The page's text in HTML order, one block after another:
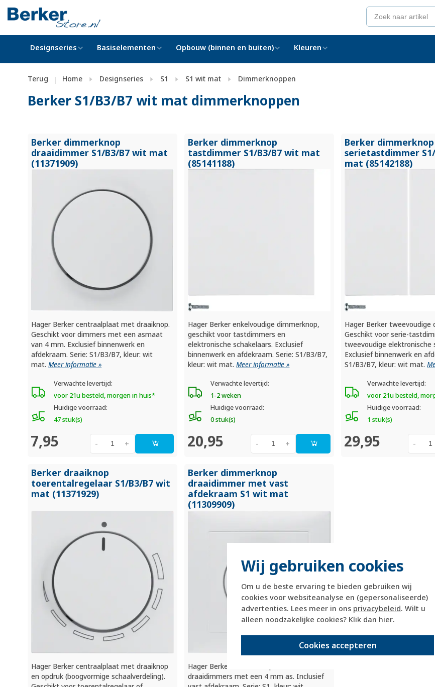
Wij gebruiken cookies
Om u de beste ervaring te bieden gebruiken wij
cookies voor websiteanalyse en (gepersonaliseerde)
advertenties. Lees meer in ons privacybeleid. Wilt u
alleen noodzakelijke cookies? Klik dan hier.
Cookies accepteren
Designseries Basiselementen Opbouw (binnen en buiten) Kleuren
Terug | Home Designseries S1 S1 wit mat Dimmerknoppen
Berker S1/B3/B7 wit mat dimmerknoppen
Berker dimmerknop
draaidimmer S1/B3/B7 wit mat
(11371909)
Hager Berker centraalplaat met draaiknop.
Geschikt voor dimmers met een asmaat
van 4 mm. Exclusief binnenwerk en
afdekraam. Serie: S1/B3/B7, kleur: wit
mat.Meer informatie »
Verwachte levertijd:
voor 21u besteld, morgen in huis*
Huidige voorraad:
47 stuk(s)
7,95 +
-
Berker dimmerknop
tastdimmer S1/B3/B7 wit mat
(85141188)
Hager Berker enkelvoudige dimmerknop,
geschikt voor tastdimmers en
elektronische schakelaars. Exclusief
binnenwerk en afdekraam. Serie: S1/B3/B7,
kleur: wit mat.Meer informatie »
Verwachte levertijd:
1-2 weken
Huidige voorraad:
0 stuk(s)
20,95 +
-
Berker dimmerknop
serietastdimmer S1/
mat (85142188)
Hager Berker tweevoudige
Geschikt voor serie-
tweevoudige elektronische
Exclusief binnenwerk en
S1/B3/B7, kleur: wit mat.
Verwachte levertijd:
voor 21u besteld,
Huidige voorraad:
1 stuk(s)
29,95 -
Berker draaiknop
toerentalregelaar S1/B3/B7 wit
mat (11371929)
Hager Berker centraalplaat met draaiknop
en opdruk (boogvormige schaalverdeling).
Berker dimmerknop
draaidimmer met vast
afdekraam S1 wit mat
(11309909)
Hager Berker dimmerknop voor
draaidimmers met een 4 mm as. Inclusief